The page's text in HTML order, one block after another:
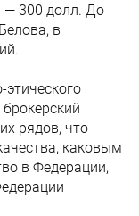
— 300 долл. До
в
рядов, что
каковым
в Федерации,